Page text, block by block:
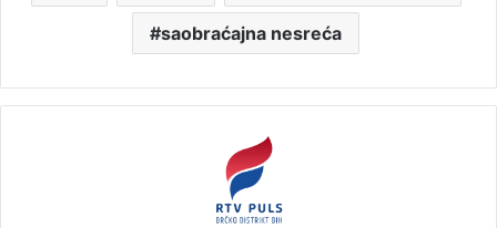
saobraćajna nesreća